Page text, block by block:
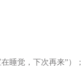
睡觉，下次再来”）